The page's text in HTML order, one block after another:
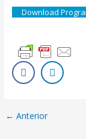
Download
← Anterior